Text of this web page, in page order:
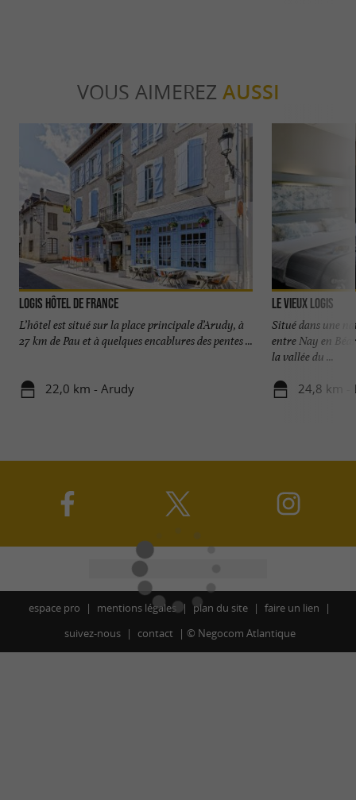
VOUS AIMEREZ AUSSI
Logis Hôtel de France
L’hôtel est situé sur la place principale d’Arudy, à
27 km de Pau et à quelques encablures des pentes ...
22,0 km - Arudy
Le Vieux Logis
Situé dans une
entre Nay en
la vallée du ...
24,8 km -
espace pro mentions légales plan du site
faire un lien
suivez-nous
contact © Negocom Atlantique